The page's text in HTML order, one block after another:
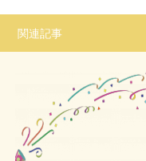
関連記事